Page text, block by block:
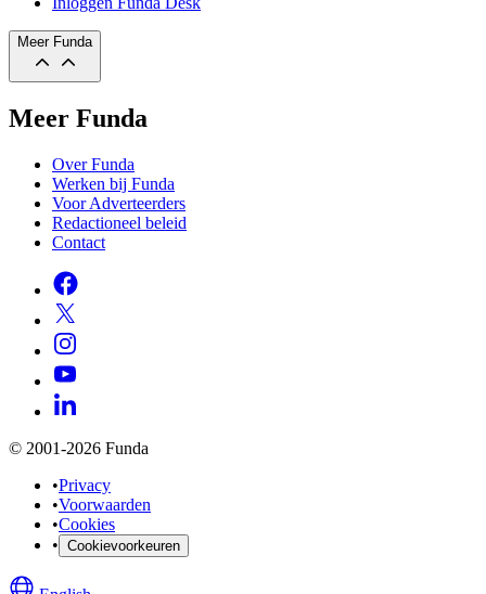
Meer Funda
Meer Funda
Over Funda
Werken bij Funda
Voor Adverteerders
Redactioneel beleid
Contact
© 2001-2026 Funda
•Privacy
•Voorwaarden
•Cookies
• Cookievoorkeuren